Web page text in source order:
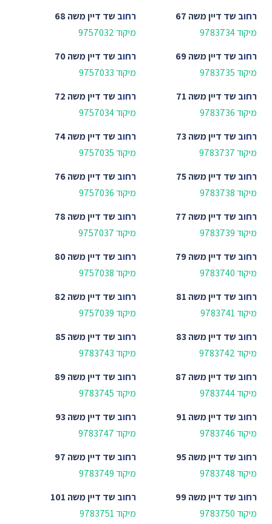
רחוב שד דיין משה 67
מיקוד 9783734
רחוב שד דיין משה 68
מיקוד 9757032
רחוב שד דיין משה 69
מיקוד 9783735
רחוב שד דיין משה 70
מיקוד 9757033
רחוב שד דיין משה 71
מיקוד 9783736
רחוב שד דיין משה 72
מיקוד 9757034
רחוב שד דיין משה 73
מיקוד 9783737
רחוב שד דיין משה 74
מיקוד 9757035
רחוב שד דיין משה 75
מיקוד 9783738
רחוב שד דיין משה 76
מיקוד 9757036
רחוב שד דיין משה 77
מיקוד 9783739
רחוב שד דיין משה 78
מיקוד 9757037
רחוב שד דיין משה 79
מיקוד 9783740
רחוב שד דיין משה 80
מיקוד 9757038
רחוב שד דיין משה 81
מיקוד 9783741
רחוב שד דיין משה 82
מיקוד 9757039
רחוב שד דיין משה 83
מיקוד 9783742
רחוב שד דיין משה 85
מיקוד 9783743
רחוב שד דיין משה 87
מיקוד 9783744
רחוב שד דיין משה 89
מיקוד 9783745
רחוב שד דיין משה 91
מיקוד 9783746
רחוב שד דיין משה 93
מיקוד 9783747
רחוב שד דיין משה 95
מיקוד 9783748
רחוב שד דיין משה 97
מיקוד 9783749
רחוב שד דיין משה 99
מיקוד 9783750
רחוב שד דיין משה 101
מיקוד 9783751